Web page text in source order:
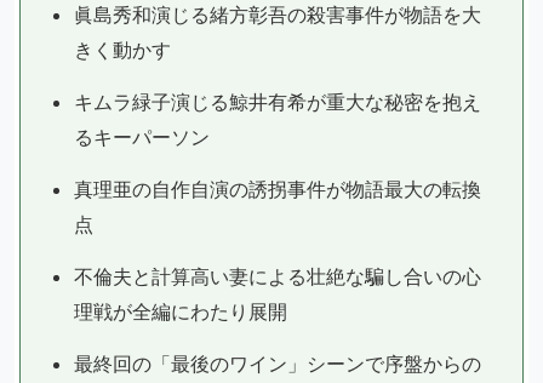
眞島秀和演じる緒方彰吾の殺害事件が物語を大
きく動かす
キムラ緑子演じる鯨井有希が重大な秘密を抱え
るキーパーソン
真理亜の自作自演の誘拐事件が物語最大の転換
点
不倫夫と計算高い妻による壮絶な騙し合いの心
理戦が全編にわたり展開
最終回の「最後のワイン」シーンで序盤からの